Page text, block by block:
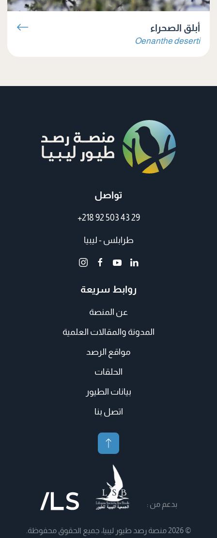
أبلق الصحراء
Oenanthe deserti
تواصل
+218 92 503 43 29
طرابلس - ليبيا
روابط سريعة
عن المنصة
المدونة والمقالات العلمية
مواقع الرصد
الحلقات
بيانات الطيور
اتصل بنا
بدعم من :
© 2026 منصة رصد طيور ليبيا، جميع الحقوق محفوظة.